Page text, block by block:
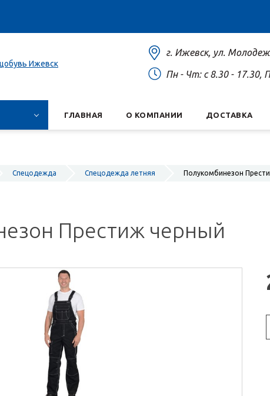
г. Ижевск, ул.
Пн - Чт: c 8.30 - 17.30,
ГЛАВНАЯ О КОМПАНИИ ДОСТАВКА
Спецодежда Спецодежда летняя Полукомбинезон
Престиж черный